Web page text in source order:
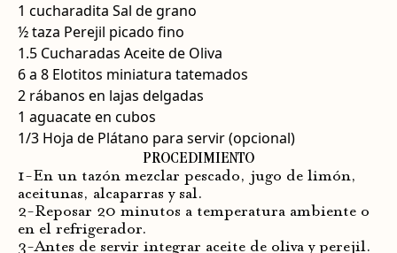
1 cucharadita Sal de grano
½ taza Perejil picado fino
1.5 Cucharadas Aceite de Oliva
6 a 8 Elotitos miniatura tatemados
2 rábanos en lajas delgadas
1 aguacate en cubos
1/3 Hoja de Plátano para servir (opcional)
PROCEDIMIENTO
1️-En un tazón mezclar pescado, jugo de limón,
aceitunas, alcaparras y sal.
2️-Reposar 20 minutos a temperatura ambiente o
en el refrigerador.
3️-Antes de servir integrar aceite de oliva y perejil.